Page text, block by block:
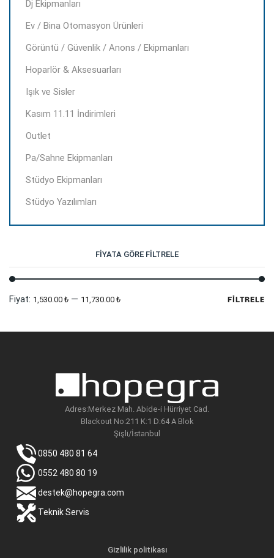
Dj Ekipmanları
Ev / Bina Otomasyon Ürünleri
Görüntü / Güvenlik / Anons / Ekipmanları
Hoparlör & Aksesuarları
Işık ve Sisler
Kasım 11.11 İndirimleri
Outlet
Pa/Sahne Ekipmanları
Stüdyo Ekipmanları
Stüdyo Yazılımları
FIYATA GÖRE FILTRELE
En
En
FILTRELE
Fiyat: 1,530.00 ₺ — 11,730.00 ₺
Adres:Merkez Mah. Abide-i Hürriyet Cad.
Blackout No:211 K:1 D:64 A Blok
Şişli/İstanbul
0850 480 81 64
0552 480 80 19
destek@hopegra.com
Teknik Servis
Gizlilik politikası